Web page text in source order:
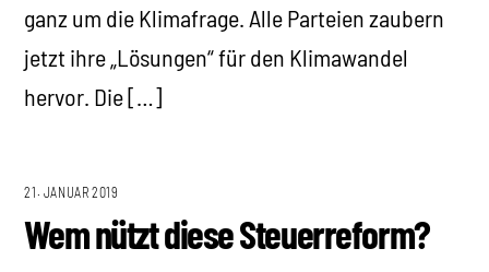
ganz um die Klimafrage. Alle Parteien zaubern
jetzt ihre „Lösungen“ für den Klimawandel
hervor. Die […]
21. JANUAR 2019
Wem nützt diese Steuerreform?